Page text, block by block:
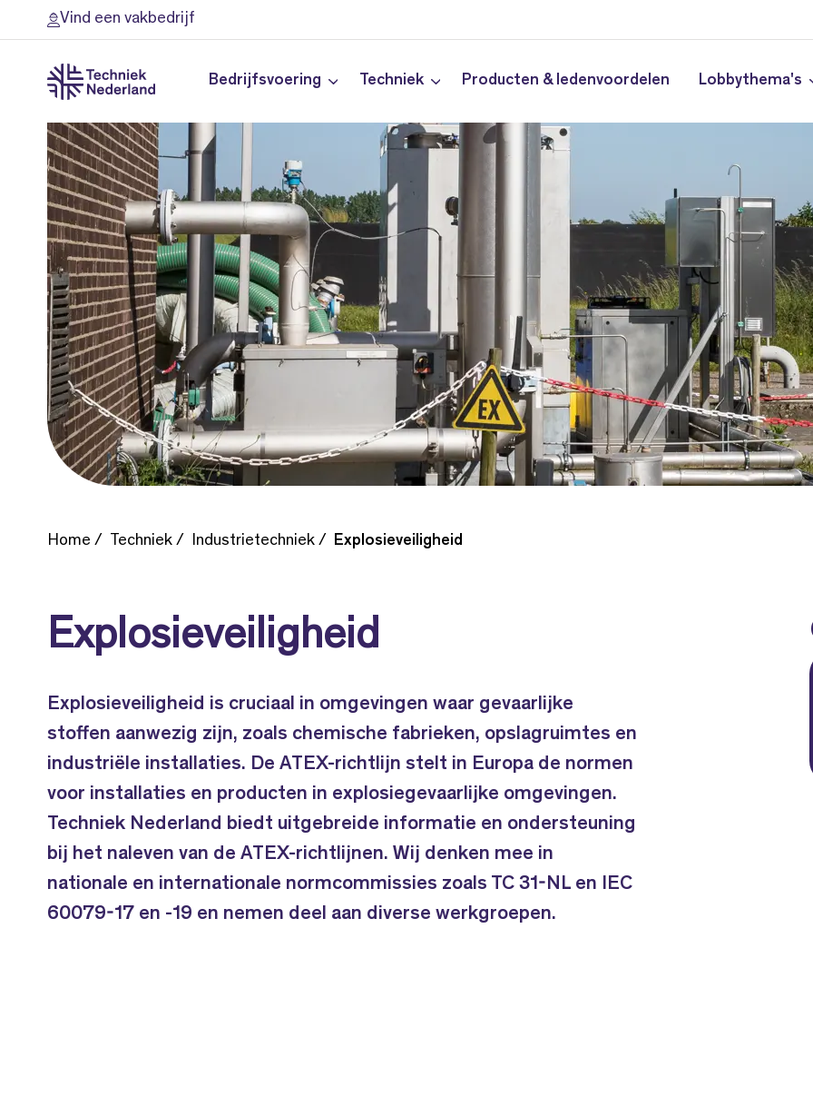
Vind een vakbedrijf
Bedrijfsvoering Techniek Producten & ledenvoordelen Lobbythema's
Home Techniek Industrietechniek Explosieveiligheid
Explosieveiligheid
Explosieveiligheid is cruciaal in omgevingen waar gevaarlijke
stoffen aanwezig zijn, zoals chemische fabrieken, opslagruimtes en
industriële installaties. De ATEX-richtlijn stelt in Europa de normen
voor installaties en producten in explosiegevaarlijke omgevingen.
Techniek Nederland biedt uitgebreide informatie en ondersteuning
bij het naleven van de ATEX-richtlijnen. Wij denken mee in
nationale en internationale normcommissies zoals TC 31-NL en IEC
60079-17 en -19 en nemen deel aan diverse werkgroepen.